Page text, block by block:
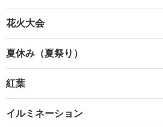
花火大会
夏休み（夏祭り）
紅葉
イルミネーション